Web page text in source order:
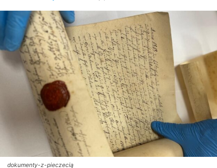
dokumenty-z-pieczecią